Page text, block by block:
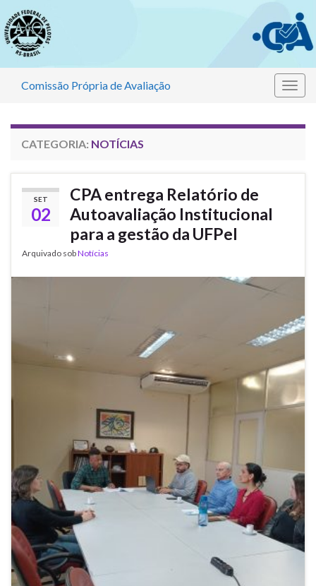
Comissão Própria de Avaliação
CATEGORIA: NOTÍCIAS
SET
02
CPA entrega Relatório de
Autoavaliação Institucional
para a gestão da UFPel
Arquivado sobNotícias